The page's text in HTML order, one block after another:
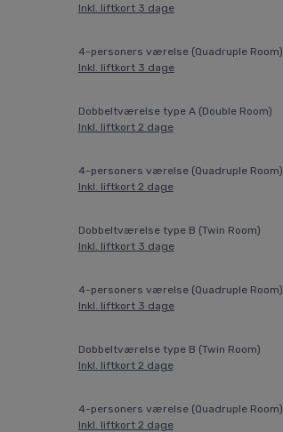
Inkl. liftkort 3 dage
4-personers værelse (Quadruple Room)
Inkl. liftkort 3 dage
Dobbeltværelse type A (Double Room)
Inkl. liftkort 2 dage
4-personers værelse (Quadruple Room)
Inkl. liftkort 2 dage
Dobbeltværelse type B (Twin Room)
Inkl. liftkort 3 dage
4-personers værelse (Quadruple Room)
Inkl. liftkort 3 dage
Dobbeltværelse type B (Twin Room)
Inkl. liftkort 2 dage
4-personers værelse (Quadruple Room)
Inkl. liftkort 2 dage